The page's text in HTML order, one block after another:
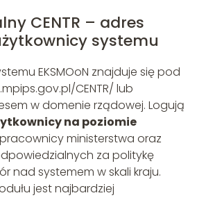
CENTR – adres
systemu
EKSMOoN znajduje się pod
CENTR/ lub
w domenie rządowej. Logują
na poziomie
ministerstwa oraz
za politykę
nad systemem w skali kraju.
jest najbardziej